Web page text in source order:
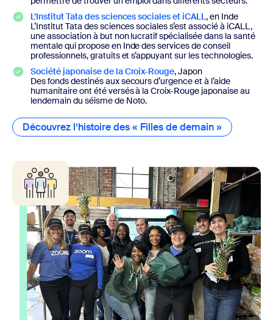
L’Institut Tata des sciences sociales et iCALL, en Inde
L’Institut Tata des sciences sociales s’est associé à iCALL,
une association à but non lucratif spécialisée dans la santé
mentale qui propose en Inde des services de conseil
professionnels, gratuits et s’appuyant sur les technologies.
Société japonaise de la Croix-Rouge, Japon
Des fonds destinés aux secours d’urgence et à l’aide
humanitaire ont été versés à la Croix-Rouge japonaise au
lendemain du séisme de Noto.
Découvrez l’histoire des « Filles de demain »